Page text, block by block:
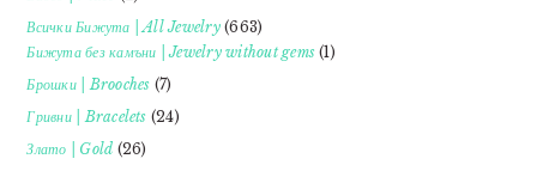
Всички Бижута | All Jewelry(663)
Бижута без камъни | Jewelry without gems (1)
Брошки | Brooches (7)
Гривни | Bracelets (24)
Злато | Gold (26)